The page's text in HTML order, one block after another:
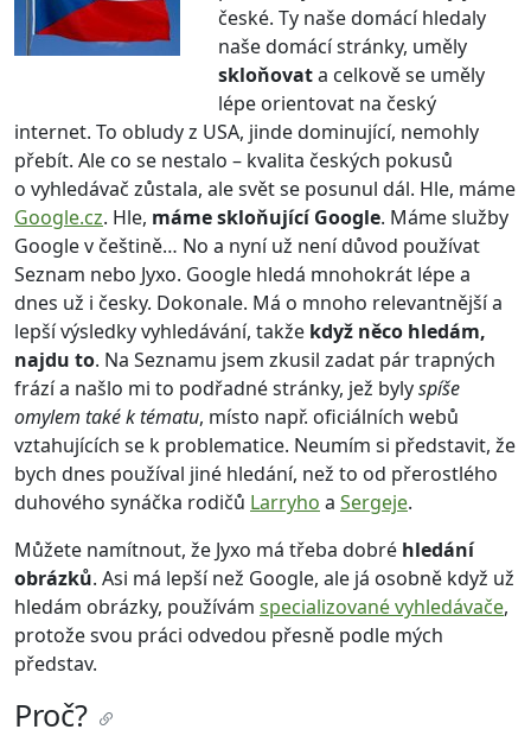
české. Ty naše domácí hledaly
naše domácí stránky, uměly
skloňovata celkově se uměly
lépe orientovat na český
internet. To obludy z USA, jinde dominující, nemohly
přebít. Ale co se nestalo – kvalita českých pokusů
o vyhledávač zůstala, ale svět se posunul dál. Hle, máme
Google.cz. Hle, máme skloňující Google. Máme služby
Google v češtině… No a nyní už není důvod používat
Seznam nebo Jyxo. Google hledá mnohokrát lépe a
dnes už i česky. Dokonale. Má o mnoho relevantnější a
lepší výsledky vyhledávání, takže když něco hledám,
najdu to. Na Seznamu jsem zkusil zadat pár trapných
frází a našlo mi to podřadné stránky, jež bylyspíše
omylem také k tématu, místo např. oficiálních webů
vztahujících se k problematice. Neumím si představit, že
bych dnes používal jiné hledání, než to od přerostlého
duhového synáčka rodičů Larryho a Sergeje.
Můžete namítnout, že Jyxo má třeba dobré hledání
obrázků. Asi má lepší než Google, ale já osobně když už
hledám obrázky, používám specializované vyhledávače,
protože svou práci odvedou přesně podle mých
představ.
Proč?